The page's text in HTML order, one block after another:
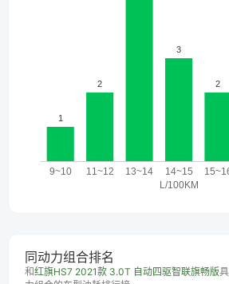
同动力组合排名
和红旗HS7 2021款 3.0T 自动四驱智联旗畅版